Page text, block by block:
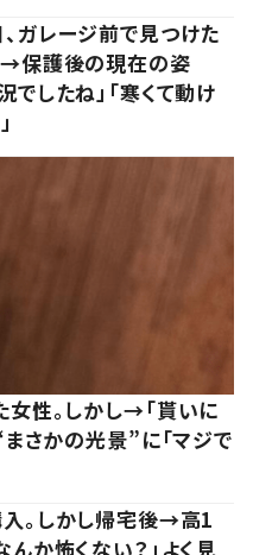
ガレージ前で見つけた
→保護後の現在の姿
したね」「寒くて動け
性。しかし→「貰いに
まさかの光景”に「マジで
。しかし帰宅後→高1
んか怖くない？」よく見